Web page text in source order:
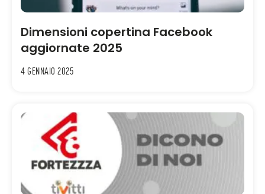
Dimensioni copertina Facebook
aggiornate 2025
4 Gennaio 2025